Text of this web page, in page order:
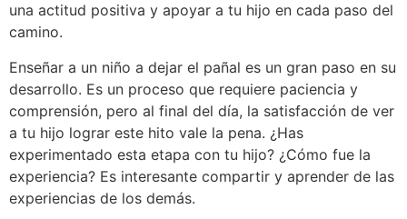
una actitud positiva y apoyar a tu hijo en cada paso del
camino.
Enseñar a un niño a dejar el pañal es un gran paso en su
desarrollo. Es un proceso que requiere paciencia y
comprensión, pero al final del día, la satisfacción de ver
a tu hijo lograr este hito vale la pena. ¿Has
experimentado esta etapa con tu hijo? ¿Cómo fue la
experiencia? Es interesante compartir y aprender de las
experiencias de los demás.